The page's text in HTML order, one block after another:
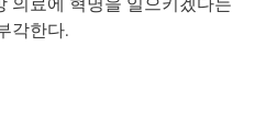
각한다.